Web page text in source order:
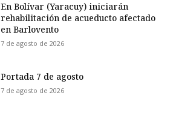
En Bolívar (Yaracuy) iniciarán
rehabilitación de acueducto afectado
en Barlovento
7 de agosto de 2026
Portada 7 de agosto
7 de agosto de 2026